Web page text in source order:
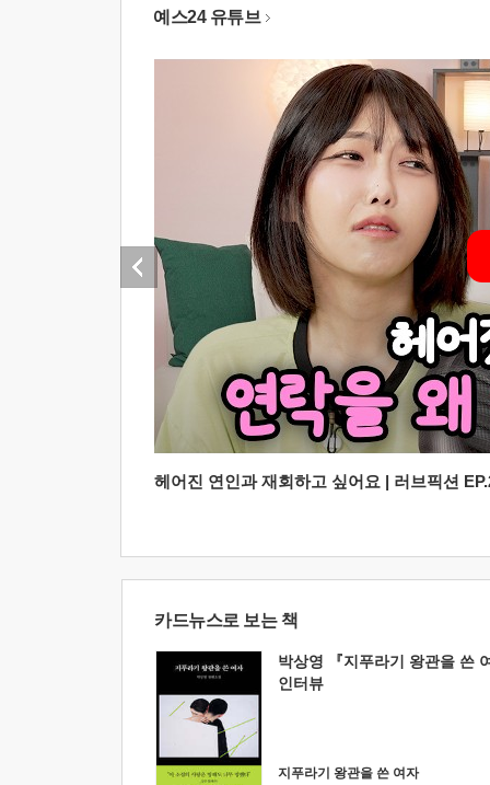
예스24 유튜브
헤어진 연인과 재회하고 싶어요 | 러브픽션
카드뉴스로 보는 책
박상영 『지푸라기 왕관을 쓴
인터뷰
지푸라기 왕관을 쓴 여자